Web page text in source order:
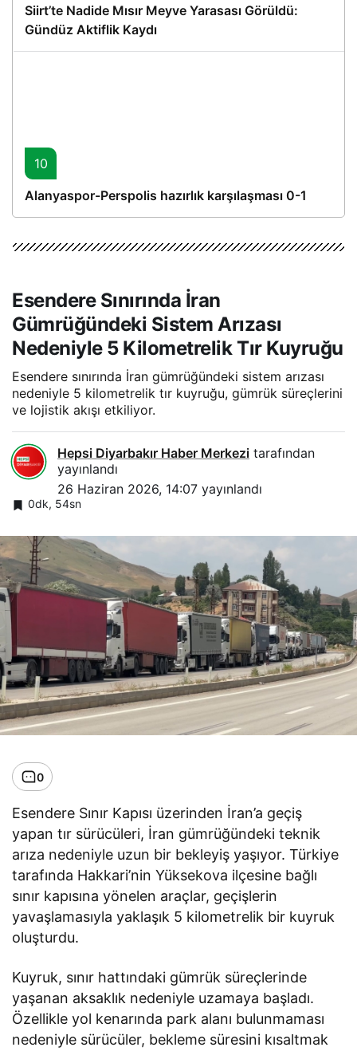
Siirt’te Nadide Mısır Meyve Yarasası Görüldü:
Gündüz Aktiflik Kaydı
10
Alanyaspor-Perspolis hazırlık karşılaşması 0-1
Esendere Sınırında İran
Gümrüğündeki Sistem Arızası
Nedeniyle 5 Kilometrelik Tır Kuyruğu
Esendere sınırında İran gümrüğündeki sistem arızası
nedeniyle 5 kilometrelik tır kuyruğu, gümrük süreçlerini
ve lojistik akışı etkiliyor.
Hepsi Diyarbakır Haber Merkezi tarafından
yayınlandı
26 Haziran 2026, 14:07 yayınlandı
0dk, 54sn
0
Esendere Sınır Kapısı üzerinden İran’a geçiş
yapan tır sürücüleri, İran gümrüğündeki teknik
arıza nedeniyle uzun bir bekleyiş yaşıyor. Türkiye
tarafında Hakkari’nin Yüksekova ilçesine bağlı
sınır kapısına yönelen araçlar, geçişlerin
yavaşlamasıyla yaklaşık 5 kilometrelik bir kuyruk
oluşturdu.
Kuyruk, sınır hattındaki gümrük süreçlerinde
yaşanan aksaklık nedeniyle uzamaya başladı.
Özellikle yol kenarında park alanı bulunmaması
nedeniyle sürücüler, bekleme süresini kısaltmak